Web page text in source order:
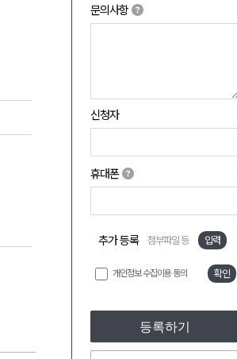
문의사항
신청자
휴대폰
추가 등록 첨부파일 등 입력
개인정보 수집이용 동의 확인
등록하기